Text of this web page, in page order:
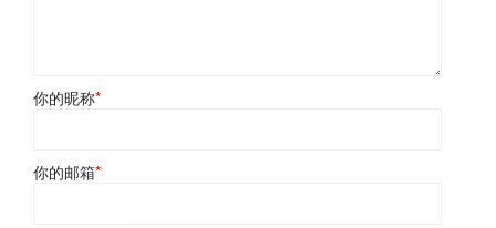
你的昵称*
你的邮箱*